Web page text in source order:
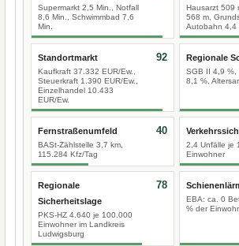
Supermarkt 2,5 Min., Notfall
8,6 Min., Schwimmbad 7,6
Min.
Hausarzt 509
568 m,
Autobahn 4,4
Standortmarkt
Kaufkraft 37.332 EUR/Ew.,
Steuerkraft 1.390 EUR/Ew.,
Einzelhandel 10.433
EUR/Ew.
92 Regionale
SGB II 4,9 %,
8,1 %,
Fernstraßenumfeld
BASt-Zählstelle 3,7 km,
115.284 Kfz/Tag
40
2,4 Unfälle je
Einwohner
Regionale
Sicherheitslage
PKS-HZ 4.640 je 100.000
Einwohner im Landkreis
Ludwigsburg
78
EBA: ca. 0
% der